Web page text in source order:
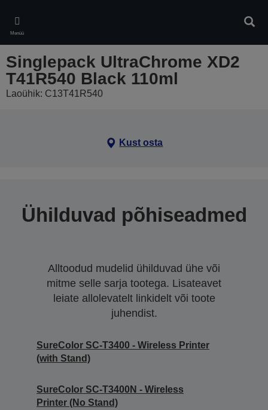
main
content
Menüü
Singlepack UltraChrome XD2
T41R540 Black 110ml
Laoühik: C13T41R540
Kust osta
Ühilduvad põhiseadmed
Alltoodud mudelid ühilduvad ühe või
mitme selle sarja tootega. Lisateavet
leiate allolevatelt linkidelt või toote
juhendist.
SureColor SC-T3400 - Wireless Printer
(with Stand)
SureColor SC-T3400N - Wireless
Printer (No Stand)